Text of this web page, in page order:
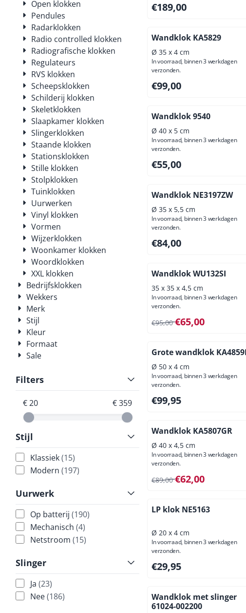
Open klokken
Pendules
Radarklokken
Radio controlled klokken
Radiografische klokken
Regulateurs
RVS klokken
Scheepsklokken
Schilderij klokken
Skeletklokken
Slaapkamer klokken
Slingerklokken
Staande klokken
Stationsklokken
Stille klokken
Stolpklokken
Tuinklokken
Uurwerken
Vinyl klokken
Vormen
Wijzerklokken
Woonkamer klokken
Woordklokken
XXL klokken
Bedrijfsklokken
Wekkers
Merk
Stijl
Kleur
Formaat
Sale
Filters
€ 20 € 359
Stijl
Klassiek(15)
Modern (197)
Uurwerk
Op batterij (190)
Mechanisch (4)
Netstroom (15)
Slinger
Ja (23)
Nee(186)
Prijs: 189,00, exclusief btw:
€189,00
Wandklok KA5829
Ø 35 x 4 cm
In voorraad, binnen 3 werkdagen
verzonden.
Prijs: 99,00, exclusief btw:
€99,00
Wandklok 9540
Ø 40 x 5 cm
In voorraad, binnen 3 werkdagen
verzonden.
Prijs: 55,00, exclusief btw:
€55,00
Wandklok NE3197ZW
Ø 35 x 5,5 cm
In voorraad, binnen 3 werkdagen
verzonden.
Prijs: 84,00, exclusief btw:
€84,00
Wandklok WU132SI
35 x 35 x 4,5 cm
In voorraad, binnen 3 werkdagen
verzonden.
Van 95,00 voor 65,00,
€95,00€65,00
Grote wandklok
Ø 50 x 4 cm
In voorraad, binnen 3 werkdagen
verzonden.
Prijs: 99,95, exclusief btw:
€99,95
Wandklok KA5807GR
Ø 40 x 4,5 cm
In voorraad, binnen 3 werkdagen
verzonden.
Van 89,00 voor 62,00,
€89,00€62,00
LP klok NE5163
Ø 20 x 4 cm
In voorraad, binnen 3 werkdagen
verzonden.
Prijs: 29,95, exclusief btw:
€29,95
Wandklok met slinger
61024-002200